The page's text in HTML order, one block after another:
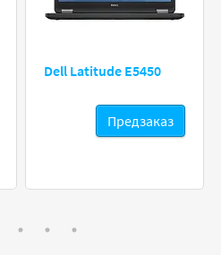
Dell Latitude E5450
Предзаказ